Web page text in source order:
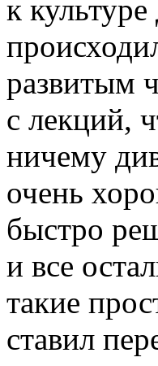
к
развитым
с лекций,
ничему
очень
быстро
и все
такие
ставил